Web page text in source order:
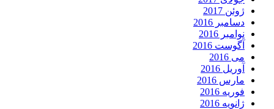
ژوئن 2017
دسامبر 2016
نوامبر 2016
آگوست 2016
می 2016
آوریل 2016
مارس 2016
فوریه 2016
ژانویه 2016